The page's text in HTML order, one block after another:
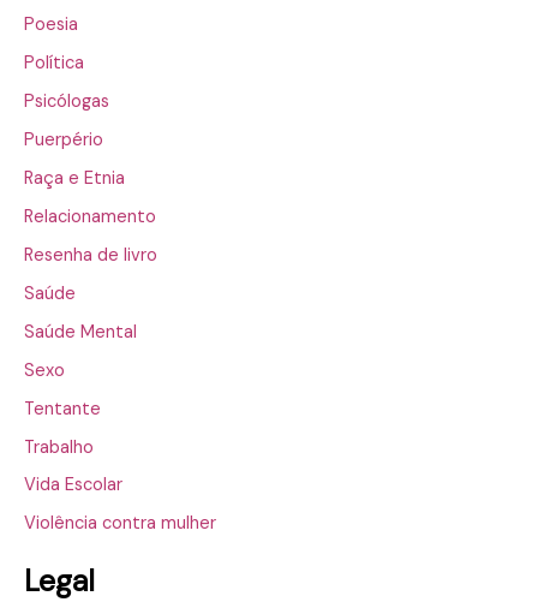
Poesia
Política
Psicólogas
Puerpério
Raça e Etnia
Relacionamento
Resenha de livro
Saúde
Saúde Mental
Sexo
Tentante
Trabalho
Vida Escolar
Violência contra mulher
Legal